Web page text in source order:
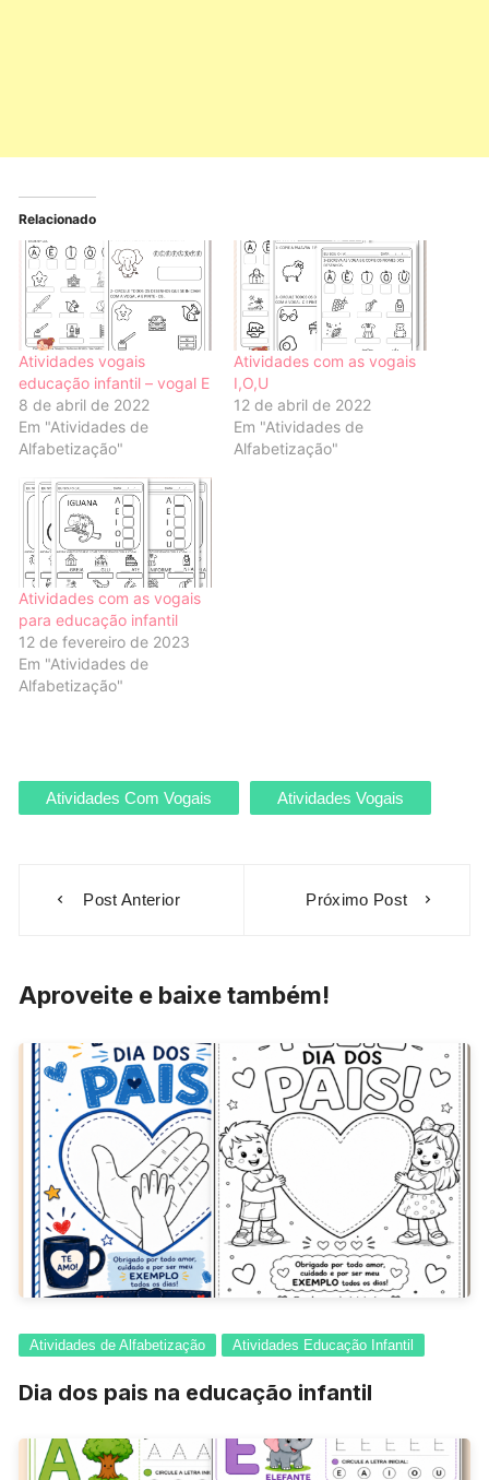
Relacionado
Atividades vogais
educação infantil – vogal E
8 de abril de 2022
Em "Atividades de
Alfabetização"
Atividades com as vogais
I,O,U
12 de abril de 2022
Em "Atividades de
Alfabetização"
Atividades com as vogais
para educação infantil
12 de fevereiro de 2023
Em "Atividades de
Alfabetização"
Atividades Com Vogais Atividades Vogais
Post Anterior Próximo Post
Aproveite e baixe também!
Atividades de Alfabetização Atividades Educação Infantil
Dia dos pais na educação infantil